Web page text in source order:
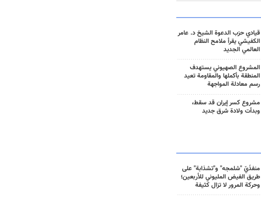
قيادي حزب الدعوة الشيخ د. عامر
الكفيشي يقرأ ملامح النظام
العالمي الجديد
المشروع الصهيوني يستهدف
المنطقة بأكملها والمقاومة تعيد
رسم معادلة المواجهة
مشروع كسر إيران قد سقط،
وبدأت ولادة شرق جديد
منفذَيّ "شلمجه" و"تشذابة" على
طريق الفيض المليوني للأربعين؛
وحركة المرور لا تزال كثيفة